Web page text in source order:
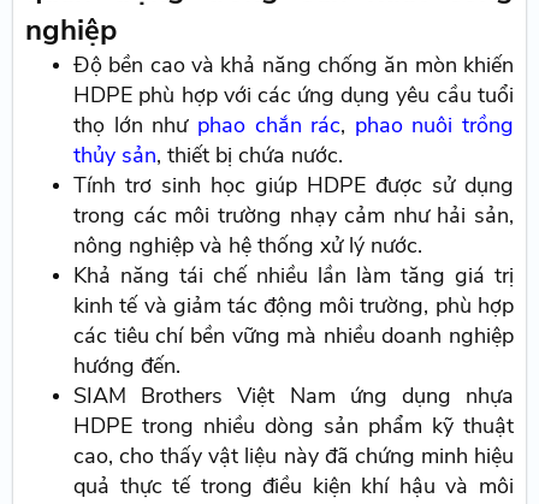
nghiệp
Độ bền cao và khả năng chống ăn mòn khiến
HDPE phù hợp với các ứng dụng yêu cầu tuổi
thọ lớn như phao chắn rác, phao nuôi trồng
thủy sản, thiết bị chứa nước.
Tính trơ sinh học giúp HDPE được sử dụng
trong các môi trường nhạy cảm như hải sản,
nông nghiệp và hệ thống xử lý nước.
Khả năng tái chế nhiều lần làm tăng giá trị
kinh tế và giảm tác động môi trường, phù hợp
các tiêu chí bền vững mà nhiều doanh nghiệp
hướng đến.
SIAM Brothers Việt Nam ứng dụng nhựa
HDPE trong nhiều dòng sản phẩm kỹ thuật
cao, cho thấy vật liệu này đã chứng minh hiệu
quả thực tế trong điều kiện khí hậu và môi